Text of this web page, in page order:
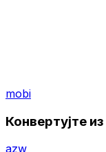
mobi
Конвертујте
azw